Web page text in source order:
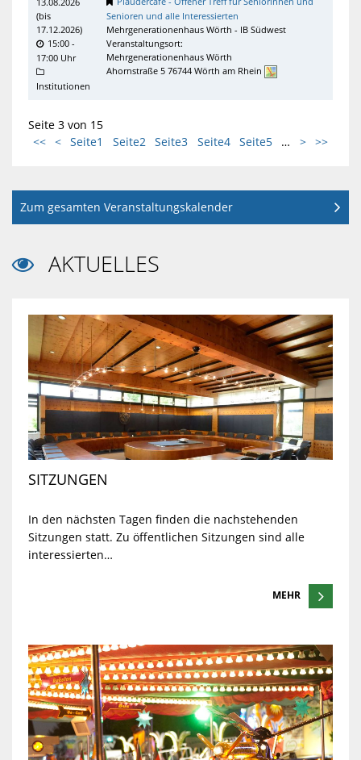
(bis
17.12.2026)
15:00 -
17:00 Uhr
Institutionen
Senioren und alle Interessierten
Mehrgenerationenhaus Wörth - IB Südwest
Veranstaltungsort:
Mehrgenerationenhaus Wörth
Ahornstraße 5 76744 Wörth am Rhein
Seite 3 von 15
<< < Seite1 Seite2 Seite3 Seite4 Seite5 … > >>
Zum gesamten Veranstaltungskalender
 AKTUELLES
SITZUNGEN
In den nächsten Tagen finden die nachstehenden
Sitzungen statt. Zu öffentlichen Sitzungen sind alle
interessierten…
MEHR